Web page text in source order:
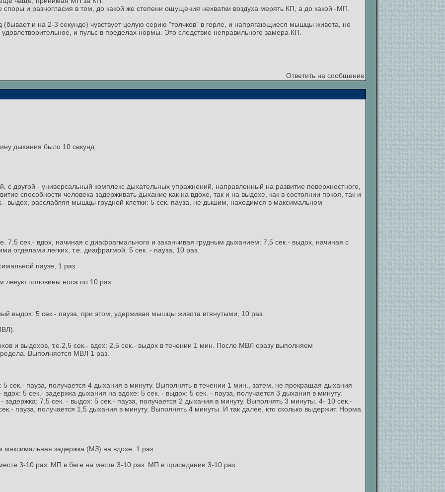
споры и разногласия в том, до какой же степени ощущения нехватки воздуха мерять КП, а до какой -МП.
(бывает и на 2-3 секунде) чувствует целую серию "толчков" в горле, и напрягающиеся мышцы живота, но
и пульс в пределах нормы. Это следствие неправильного замера КП.
Ответить на сообщение
дыхания было 10 секунд.
другой - универсальный комплекс дыхательных упражнений, направленный на развитие поверхностного,
способности человека задерживать дыхание как на вдохе, так и на выдохе, как в состоянии покоя, так и
выдох, расслабляя мышцы грудной клетки: 5 сек. пауза, не дышим, находимся в максимальном
7,5 сек.- вдох, начиная с диафрагмального и заканчивая грудным дыханием: 7,5 сек.- выдох, начиная с
отделами легких, т.е. диафрагмой: 5 сек. - пауза, 10 раз.
паузе, 1 раз.
левую половины носа по 10 раз.
выдох: 5 сек.- пауза, при этом, удерживая мышцы живота втянутыми, 10 раз.
и выдохов, т.е.2,5 сек.- вдох: 2,5 сек.- выдох в течении 1 мин. После МВЛ сразу выполняем
Выполняется МВЛ 1 раз.
сек.- пауза, получается 4 дыхания в минуту. Выполнять в течении 1 мин., затем, не прекращая дыхания
5 сек.- задержка дыхания на вдохе: 5 сек. - выдох: 5 сек. - пауза, получается 3 дыхания в минуту.
7,5 сек. - выдох: 5 сек.- пауза, получается 2 дыхания в минуту. Выполнять 3 минуты. 4- 10 сек.-
пауза, получается 1,5 дыхания в минуту. Выполнять 4 минуты. И так далее, кто сколько выдержит. Норма
задержка (МЗ) на вдохе. 1 раз.
3-10 раз: МП в беге на месте 3-10 раз: МП в приседании 3-10 раз.